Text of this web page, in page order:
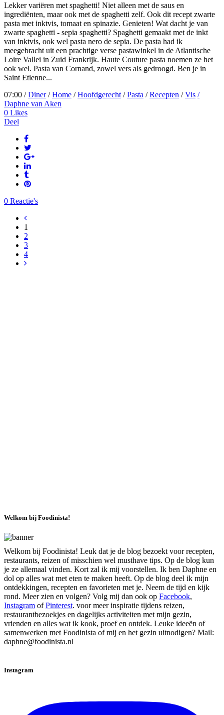
Lekker variëren met spaghetti! Niet alleen met de saus en
ingrediënten, maar ook met de spaghetti zelf. Ook dit recept zwarte
pasta met inktvis, tomaat en spinazie. Genieten! Wat dacht je van
zwarte spaghetti - sepia spaghetti? Spaghetti gemaakt met de inkt
van inktvis, ook wel pasta nero de sepia. De pasta had ik
meegebracht uit een prachtige verse pastawinkel in de Atlantische
Loire Vallei in Zuid Frankrijk. Haute Couture pasta noemen ze het
ook wel. Pasta van Cornand, zowel vers als gedroogd. Ben je in
Saint Etienne...
07:00 /Diner/Home /Hoofdgerecht /Pasta /Recepten /Vis /
Daphne van Aken
0 Likes
Deel
0 Reactie's
1
2
3
4
Welkom bij Foodinista!
Welkom bij Foodinista! Leuk dat je de blog bezoekt voor recepten,
restaurants, reizen of misschien wel musthave tips. Op de blog kun
je ze allemaal vinden. Kort zal ik mij voorstellen. Ik ben Daphne en
dol op alles wat met eten te maken heeft. Op de blog deel ik mijn
ontdekkingen, recepten en favorieten met je. Neem de tijd en kijk
rond. Meer zien en volgen? Volg mij dan ook op Facebook,
Instagram ofPinterest. voor meer inspiratie tijdens reizen,
restaurantbezoekjes en dagelijks activiteiten met mijn gezin,
vrienden en alles wat ik kook, proef en ontdek. Leuke ideeën of
samenwerken met Foodinista of mij en het gezin uitnodigen? Mail:
daphne@foodinista.nl
Instagram